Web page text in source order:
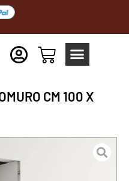
CM 100 X